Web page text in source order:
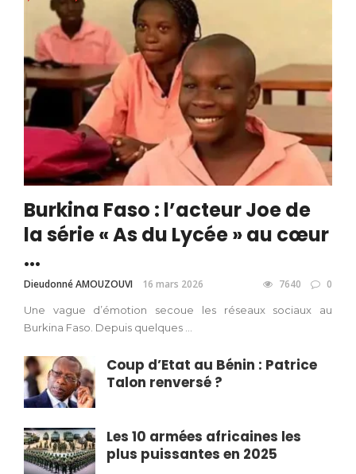
Burkina Faso : l’acteur Joe de
la série « As du Lycée » au cœur
...
Dieudonné AMOUZOUVI 16 mars 2026 7640 0
Une vague d’émotion secoue les réseaux sociaux au
Burkina Faso. Depuis quelques ...
Coup d’Etat au Bénin : Patrice
Talon renversé ?
Les 10 armées africaines les
plus puissantes en 2025